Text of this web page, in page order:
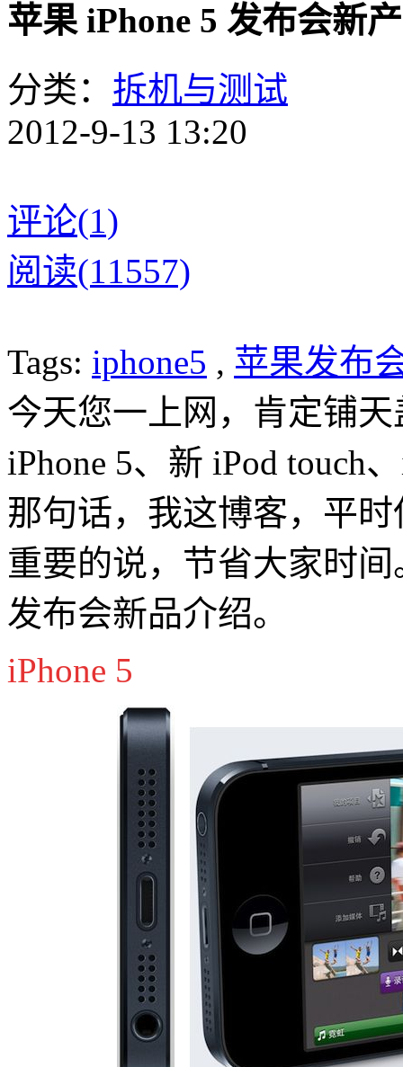
苹果 iPhone 5 发布会新
分类： 拆机与测试
2012-9-13 13:20
评论(1)
阅读(11557)
Tags: iphone5 , 苹果发布
今天您一上网，肯定铺
iPhone 5、新 iPod touch
那句话，我这博客，平
重要的说，节省大家时
发布会新品介绍。
iPhone 5